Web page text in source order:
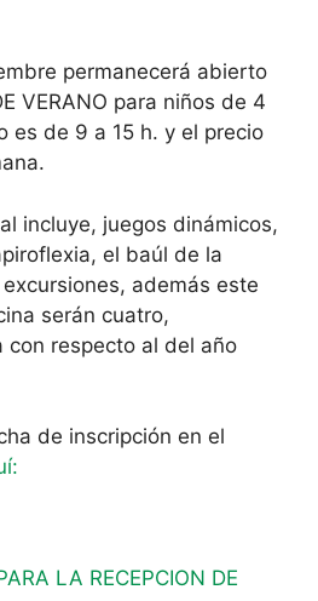
permanecerá abierto
VERANO para niños de 4
es de 9 a 15 h. y el precio
incluye, juegos dinámicos,
el baúl de la
además este
serán cuatro,
con respecto al del año
de inscripción en el
LA RECEPCION DE